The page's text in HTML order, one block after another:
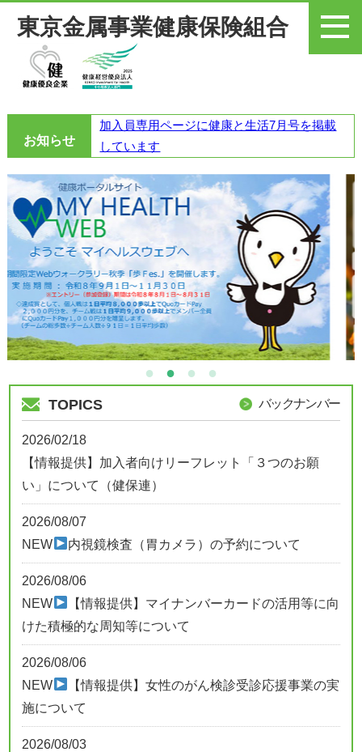
東京金属事業健康保険組合
お知らせ
加入員専用ページに健康と生活7月号を掲載
しています
TOPICS バックナンバー
2026/02/18
【情報提供】加入者向けリーフレット「３つのお願
い」について（健保連）
2026/08/07
NEW
内視鏡検査（胃カメラ）の予約について
2026/08/06
NEW
【情報提供】マイナンバーカードの活用等に向
けた積極的な周知等について
2026/08/06
NEW
【情報提供】女性のがん検診受診応援事業の実
施について
2026/08/03